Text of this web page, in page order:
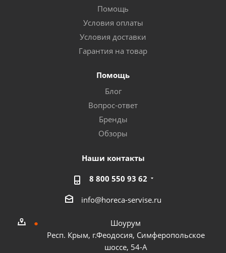
Помощь
Условия оплаты
Условия доставки
Гарантия на товар
Помощь
Блог
Вопрос-ответ
Бренды
Обзоры
Наши контакты
8 800 550 93 62
info@horeca-servise.ru
Шоурум
Респ. Крым, г.Феодосия, Симферопольское
шоссе, 54-А